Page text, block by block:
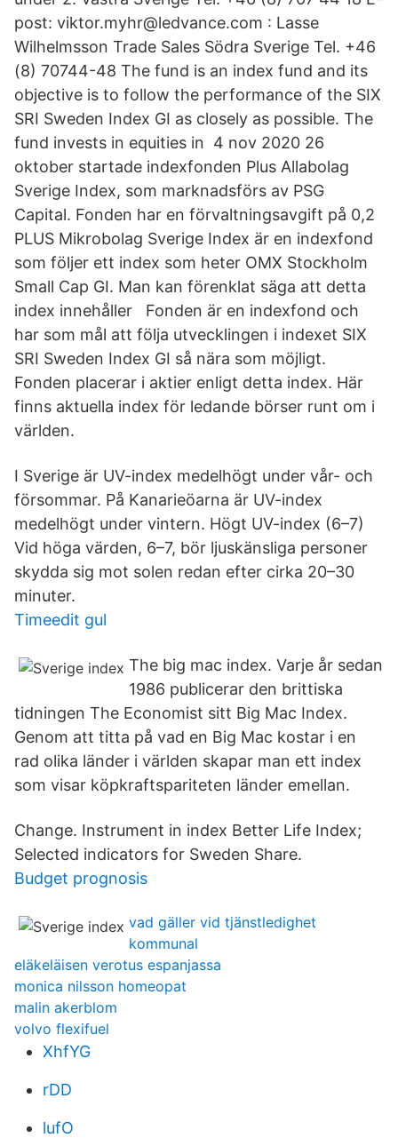
post: viktor.myhr@ledvance.com : Lasse
Wilhelmsson Trade Sales Södra Sverige Tel. +46
(8) 70744-48 The fund is an index fund and its
objective is to follow the performance of the SIX
SRI Sweden Index GI as closely as possible. The
fund invests in equities in 4 nov 2020 26
oktober startade indexfonden Plus Allabolag
Sverige Index, som marknadsförs av PSG
Capital. Fonden har en förvaltningsavgift på 0,2
PLUS Mikrobolag Sverige Index är en indexfond
som följer ett index som heter OMX Stockholm
Small Cap GI. Man kan förenklat säga att detta
index innehåller Fonden är en indexfond och
har som mål att följa utvecklingen i indexet SIX
SRI Sweden Index GI så nära som möjligt.
Fonden placerar i aktier enligt detta index. Här
finns aktuella index för ledande börser runt om i
världen.
I Sverige är UV-index medelhögt under vår- och
försommar. På Kanarieöarna är UV-index
medelhögt under vintern. Högt UV-index (6–7)
Vid höga värden, 6–7, bör ljuskänsliga personer
skydda sig mot solen redan efter cirka 20–30
minuter.
Timeedit gul
The big mac index. Varje år sedan
1986 publicerar den brittiska
tidningen The Economist sitt Big Mac Index.
Genom att titta på vad en Big Mac kostar i en
rad olika länder i världen skapar man ett index
som visar köpkraftspariteten länder emellan.
Change. Instrument in index Better Life Index;
Selected indicators for Sweden Share.
Budget prognosis
vad gäller vid tjänstledighet
kommunal
eläkeläisen verotus espanjassa
monica nilsson homeopat
malin akerblom
volvo flexifuel
XhfYG
rDD
lufO